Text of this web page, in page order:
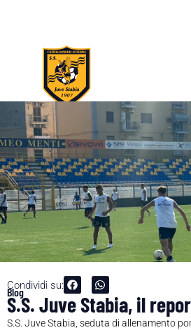
Condividi su:
Blog
S.S. Juve Stabia, il
S.S. Juve Stabia, seduta di allenamento